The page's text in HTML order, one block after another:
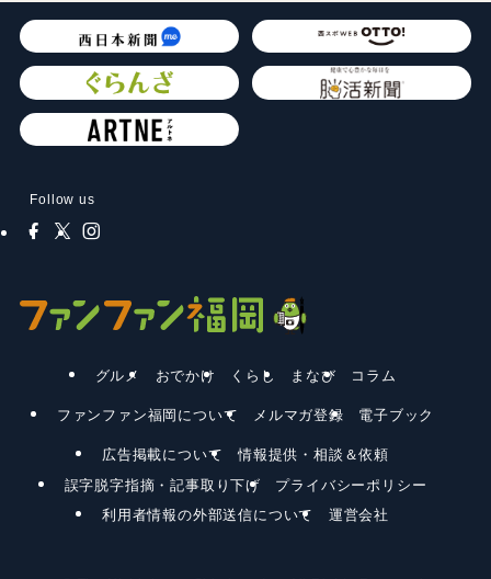
Follow us
グルメ おでかけ くらし まなび コラム
ファンファン福岡について メルマガ登録 電子ブック
広告掲載について
情報提供・相談＆依頼
誤字脱字指摘・記事取り下げ
プライバシーポリシー
利用者情報の外部送信について
運営会社